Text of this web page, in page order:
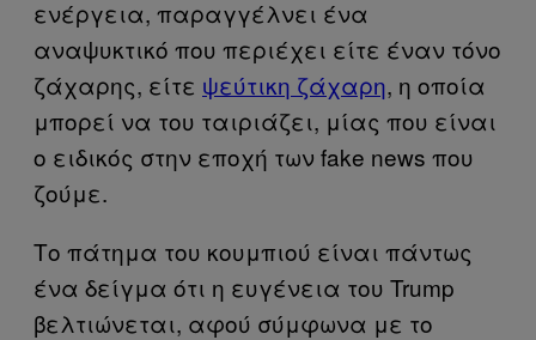
ενέργεια, παραγγέλνει ένα
αναψυκτικό που περιέχει είτε έναν τόνο
ζάχαρης, είτε ψεύτικη ζάχαρη, η οποία
μπορεί να του ταιριάζει, μίας που είναι
ο ειδικός στην εποχή των fake news που
ζούμε.
Το πάτημα του κουμπιού είναι πάντως
ένα δείγμα ότι η ευγένεια του Trump
βελτιώνεται, αφού σύμφωνα με το